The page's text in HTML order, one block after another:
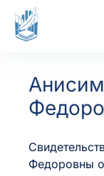
Выставки
Личный кабинет
Перейти
содержимому
Федоровны
Размер
А-